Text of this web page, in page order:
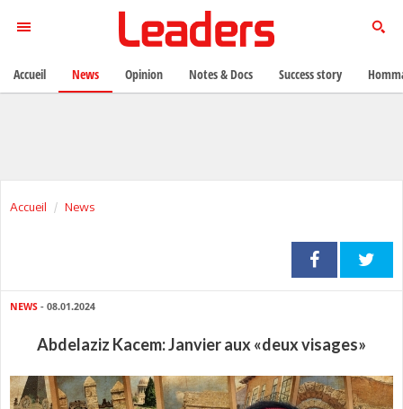
Accueil News
NEWS - 08.01.2024
Abdelaziz Kacem: Janvier aux «deux visages»
Accueil News Opinion Notes & Docs Success story